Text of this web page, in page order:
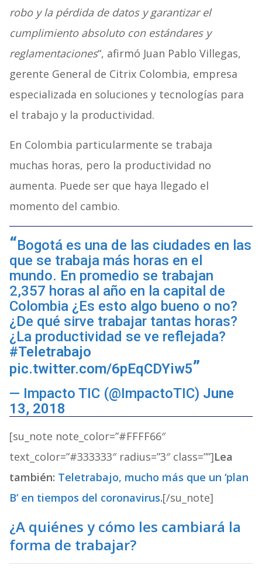
robo y la pérdida de datos y garantizar el
cumplimiento absoluto con estándares y
reglamentaciones“, afirmó Juan Pablo Villegas,
gerente General de Citrix Colombia, empresa
especializada en soluciones y tecnologías para
el trabajo y la productividad.
En Colombia particularmente se trabaja
muchas horas, pero la productividad no
aumenta. Puede ser que haya llegado el
momento del cambio.
Bogotá es una de las ciudades en las
que se trabaja más horas en el
mundo. En promedio se trabajan
2,357 horas al año en la capital de
Colombia ¿Es esto algo bueno o no?
¿De qué sirve trabajar tantas horas?
¿La productividad se ve reflejada?
#Teletrabajo
pic.twitter.com/6pEqCDYiw5
— Impacto TIC (@ImpactoTIC) June
13, 2018
[su_note note_color=”#FFFF66″
text_color=”#333333″ radius=”3″ class=””]Lea
también: Teletrabajo, mucho más que un ‘plan
B’ en tiempos del coronavirus.[/su_note]
¿A quiénes y cómo les cambiará la
forma de trabajar?